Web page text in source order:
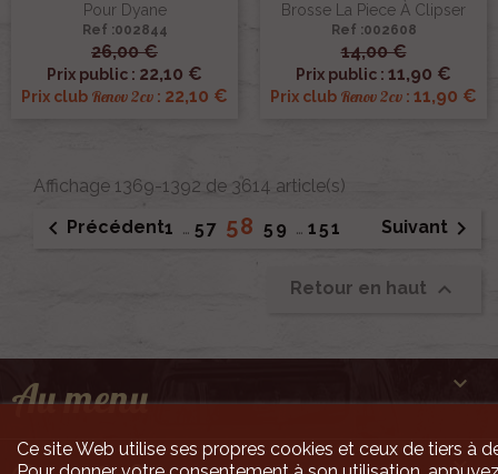
Pour Dyane
Ref :002844
26,00 €
Prix public : 22,10 €
Prix club Renov 2cv : 22,10 €
Brosse La Piece À Clipser
Ref :002608
14,00 €
Prix public : 11,90 €
Prix club Renov 2cv : 11,90 €
Affichage 1369-1392 de 3614 article(s)
 Précédent1 … 57 58 59 … 151 Suivant 
Retour en haut 
Au menu 

Ce site Web utilise ses propres cookies et ceux de tiers à